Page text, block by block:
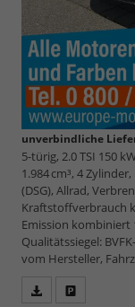
unverbindliche
5-türig, 2.0 TSI 150
1.984 cm³, 4
(DSG), Allrad,
Kraftstoffverbrauch
Emission kombiniert
Qualitätssiegel:
vom Hersteller,